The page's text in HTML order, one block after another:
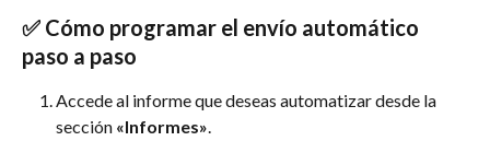
✅ Cómo programar el envío automático
paso a paso
Accede al informe que deseas automatizar desde la
sección «Informes».